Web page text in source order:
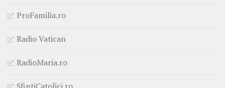
ProFamilia.ro
Radio Vatican
RadioMaria.ro